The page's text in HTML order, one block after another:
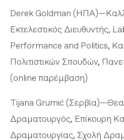
Derek Goldman
Εκτελεστικός Διευθυντής,
Performance and Politics,
Πολιτιστικών Σπουδών,
(online παρέμβαση)
Tijana Grumić
Δραματουργός, Επίκουρη
Δραματουργίας, Σχολή